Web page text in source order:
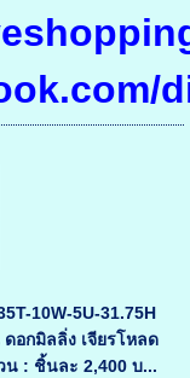
10W-5U-31.75H
อกมิลลิ่ง เจียรโหลด
น : ชิ้นละ 2,400 บ...